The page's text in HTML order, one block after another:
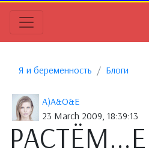
Я и беременность Блоги
A)A&O&E
23 March 2009, 18:39:13